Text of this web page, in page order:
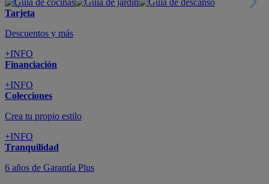
Tarjeta
Descuentos y más
+INFO
Financiación
+INFO
Colecciones
Crea tu propio estilo
+INFO
Tranquilidad
6 años de Garantía Plus